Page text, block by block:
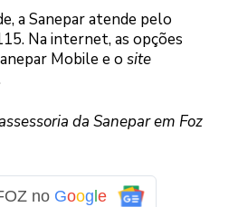
a Sanepar atende pelo
Na internet, as opções
Mobile e o site
da Sanepar em Foz
no Google